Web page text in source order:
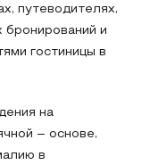
путеводителях,
бронирований и
гостиницы в
на
– основе,
в